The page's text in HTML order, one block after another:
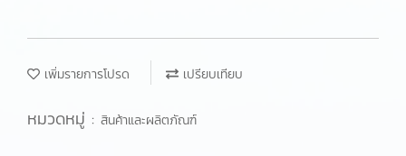
เพิ่มรายการโปรด เปรียบเทียบ
หมวดหมู่ : สินค้าและผลิตภัณฑ์